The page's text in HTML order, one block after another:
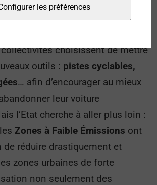
consiste donc à transformer
choisissent de mettre
outils : pistes cyclables,
… afin d’encourager au mieux
leur voiture
l’Etat cherche à aller plus loin :
Zones à Faible Émissions ont
de réduire drastiquement et
zones urbaines de forte
non seulement des
les préférences